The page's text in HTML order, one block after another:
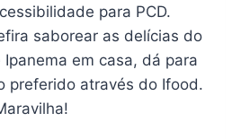
para PCD.
saborear as delícias do
em casa, dá para
preferido através do Ifood.